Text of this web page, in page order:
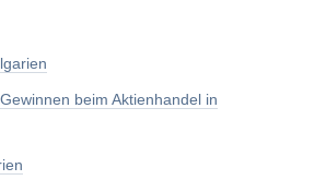
beim Aktienhandel in